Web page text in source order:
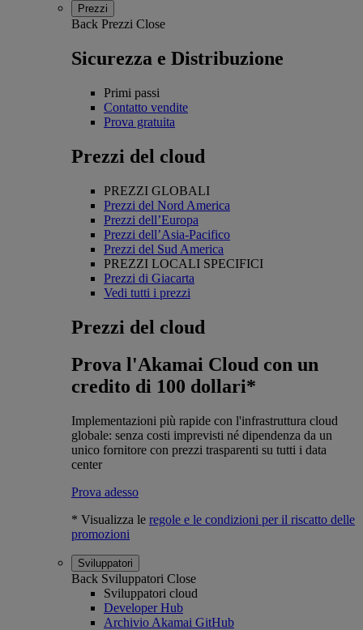
Prezzi
Back Prezzi Close
Sicurezza e Distribuzione
Primi passi
Contatto vendite
Prova gratuita
Prezzi del cloud
PREZZI GLOBALI
Prezzi del Nord America
Prezzi dell’Europa
Prezzi dell’Asia-Pacifico
Prezzi del Sud America
PREZZI LOCALI SPECIFICI
Prezzi di Giacarta
Vedi tutti i prezzi
Prezzi del cloud
Prova l'Akamai Cloud con un
credito di 100 dollari*
Implementazioni più rapide con l'infrastruttura cloud
globale: senza costi imprevisti né dipendenza da un
unico fornitore con prezzi trasparenti su tutti i data
center
Prova adesso
* Visualizza le regole e le condizioni per il riscatto delle
promozioni
Sviluppatori
Back Sviluppatori Close
Sviluppatori cloud
Developer Hub
Archivio Akamai GitHub